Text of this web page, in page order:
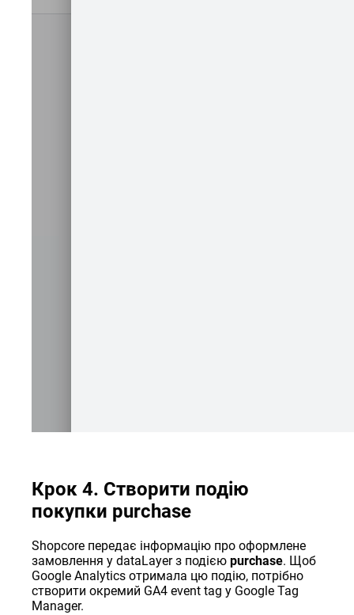
Крок 4. Створити подію
покупки purchase
Shopcore передає інформацію про оформлене
замовлення у dataLayer з подієюpurchase. Щоб
Google Analytics отримала цю подію, потрібно
створити окремий GA4 event tag у Google Tag
Manager.